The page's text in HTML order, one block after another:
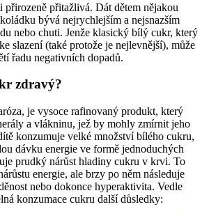
přirozeně přitažlivá. Dát dětem nějakou
bývá nejrychlejším a nejsnazším
nebo chuti. Jenže klasický bílý cukr, který
slazení (také protože je nejlevnější), může
řadu negativních dopadů.
zdravý?
je vysoce rafinovaný produkt, který
a vlákninu, jež by mohly zmírnit jeho
konzumuje velké množství bílého cukru,
dávku energie ve formě jednoduchých
prudký nárůst hladiny cukru v krvi. To
energie, ale brzy po něm následuje
nebo dokonce hyperaktivita. Vedle
konzumace cukru další důsledky: